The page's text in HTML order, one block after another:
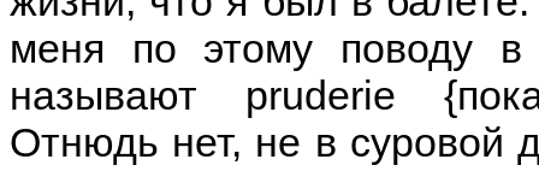
меня по этому поводу
называют pruderie
Отнюдь нет, не в суровой